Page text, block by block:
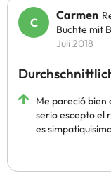
Carmen
Buchte mit
Juli 2018
Me pareció bien
serio escepto el
es